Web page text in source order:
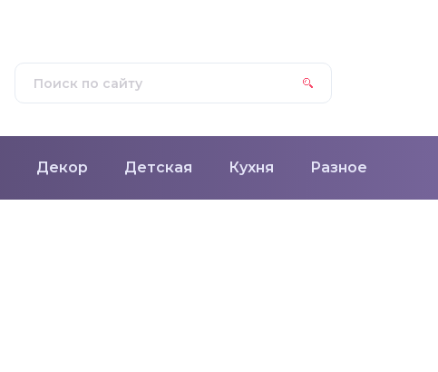
Декор Детская Кухня Разное